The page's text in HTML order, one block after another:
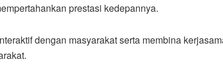
prestasi kedepannya.
dengan masyarakat serta membina